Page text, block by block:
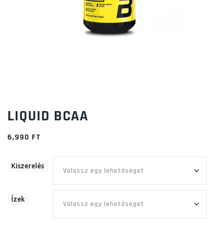
LIQUID BCAA
6,990 FT
Kiszerelés
Ízek